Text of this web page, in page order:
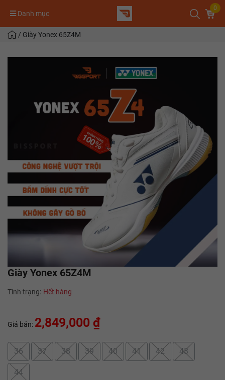
Danh mục
0
/ Giày Yonex 65Z4M
Giày Yonex 65Z4M
Tình trạng: Hết hàng
Giá bán: 2,849,000 ₫
36 37 38 39 40 41 42 43
44